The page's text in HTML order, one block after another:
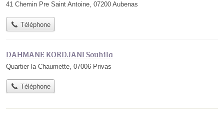
41 Chemin Pre Saint Antoine, 07200 Aubenas
Téléphone
DAHMANE KORDJANI Souhila
Quartier la Chaumette, 07006 Privas
Téléphone